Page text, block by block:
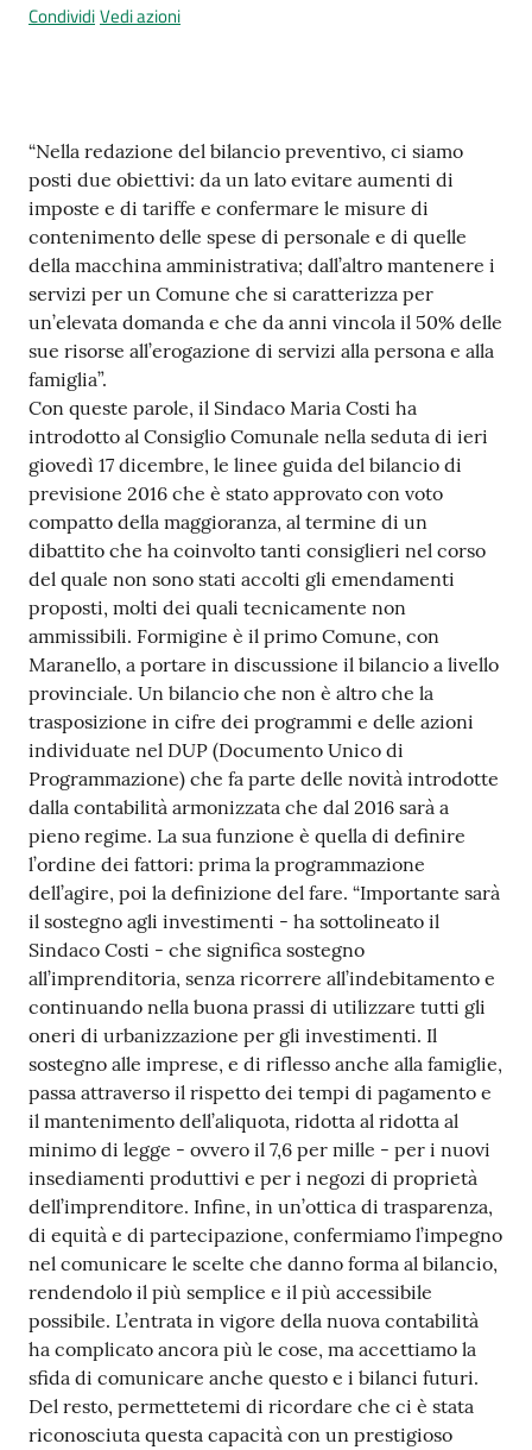
l
t
M
t
Tutti
gli
argomenti...
Seguici
su
CondividiVedi azioni
Contenuto
“Nella redazione del bilancio preventivo, ci siamo
posti due obiettivi: da un lato evitare aumenti di
imposte e di tariffe e confermare le misure di
contenimento delle spese di personale e di quelle
della macchina amministrativa; dall’altro mantenere i
servizi per un Comune che si caratterizza per
un’elevata domanda e che da anni vincola il 50% delle
sue risorse all’erogazione di servizi alla persona e alla
famiglia”.
Con queste parole, il Sindaco Maria Costi ha
introdotto al Consiglio Comunale nella seduta di ieri
giovedì 17 dicembre, le linee guida del bilancio di
previsione 2016 che è stato approvato con voto
compatto della maggioranza, al termine di un
dibattito che ha coinvolto tanti consiglieri nel corso
del quale non sono stati accolti gli emendamenti
proposti, molti dei quali tecnicamente non
ammissibili. Formigine è il primo Comune, con
Maranello, a portare in discussione il bilancio a livello
provinciale. Un bilancio che non è altro che la
trasposizione in cifre dei programmi e delle azioni
individuate nel DUP (Documento Unico di
Programmazione) che fa parte delle novità introdotte
dalla contabilità armonizzata che dal 2016 sarà a
pieno regime. La sua funzione è quella di definire
l’ordine dei fattori: prima la programmazione
dell’agire, poi la definizione del fare. “Importante sarà
il sostegno agli investimenti - ha sottolineato il
Sindaco Costi - che significa sostegno
all’imprenditoria, senza ricorrere all’indebitamento e
continuando nella buona prassi di utilizzare tutti gli
oneri di urbanizzazione per gli investimenti. Il
sostegno alle imprese, e di riflesso anche alla famiglie,
passa attraverso il rispetto dei tempi di pagamento e
il mantenimento dell’aliquota, ridotta al ridotta al
minimo di legge - ovvero il 7,6 per mille - per i nuovi
insediamenti produttivi e per i negozi di proprietà
dell’imprenditore. Infine, in un’ottica di trasparenza,
di equità e di partecipazione, confermiamo l’impegno
nel comunicare le scelte che danno forma al bilancio,
rendendolo il più semplice e il più accessibile
possibile. L’entrata in vigore della nuova contabilità
ha complicato ancora più le cose, ma accettiamo la
sfida di comunicare anche questo e i bilanci futuri.
Del resto, permettetemi di ricordare che ci è stata
riconosciuta questa capacità con un prestigioso